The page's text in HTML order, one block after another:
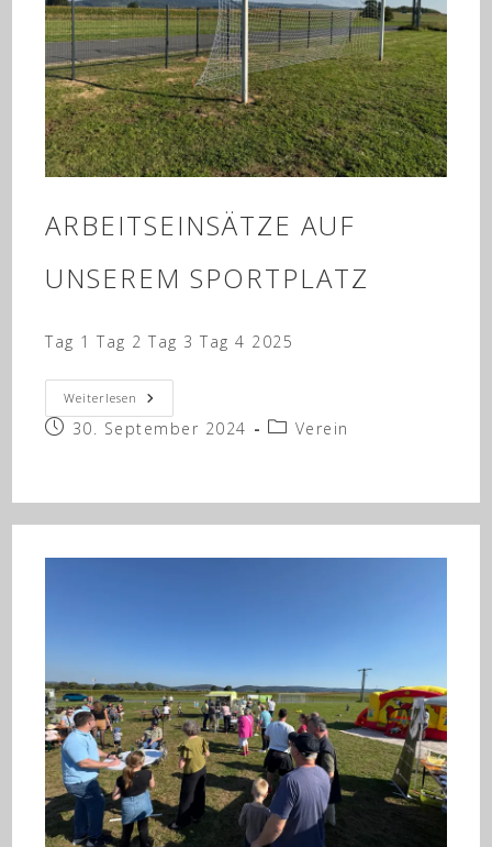
ARBEITSEINSÄTZE AUF
UNSEREM SPORTPLATZ
Tag 1 Tag 2 Tag 3 Tag 4 2025
Weiterlesen Arbeitseinsätze
Auf
Unserem
Beitrag
30. September 2024
Beitrags-
Verein